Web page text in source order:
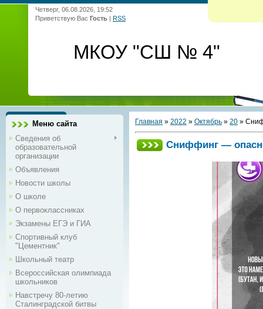
Четверг, 06.08.2026, 19:52
Приветствую Вас Гость | RSS
МКОУ "СШ № 4"
Меню сайта
Сведения об
образовательной
организации
Объявления
Новости школы
О школе
О первоклассниках
Экзамены ЕГЭ и ГИА
Спортивный клуб
"Цементник"
Школьный театр
Всероссийская олимпиада
школьников
Навстречу 80-летию
Сталинградской битвы
Главная » 2022 » Октябрь » 20 »
Сниффинг —